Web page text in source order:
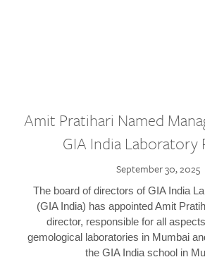
Amit Pratihari Named
GIA India Laboratory
September 30, 2025
The board of directors of GIA India
(GIA India) has appointed Amit
director, responsible for all
gemological laboratories in Mumbai
the GIA India school in